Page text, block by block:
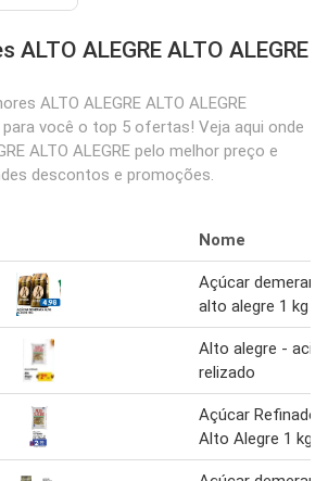
ALTO ALEGRE ALTO ALEGRE
ALTO ALEGRE ALTO ALEGRE
você o top 5 ofertas! Veja aqui onde
ALTO ALEGRE pelo melhor preço e
descontos e promoções.
Nome
Açúcar demerara
alto alegre 1 kg
Alto alegre -
relizado
Açúcar Refinado
Alto Alegre 1 kg